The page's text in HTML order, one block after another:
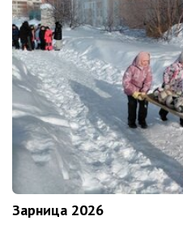
Зарница 2026